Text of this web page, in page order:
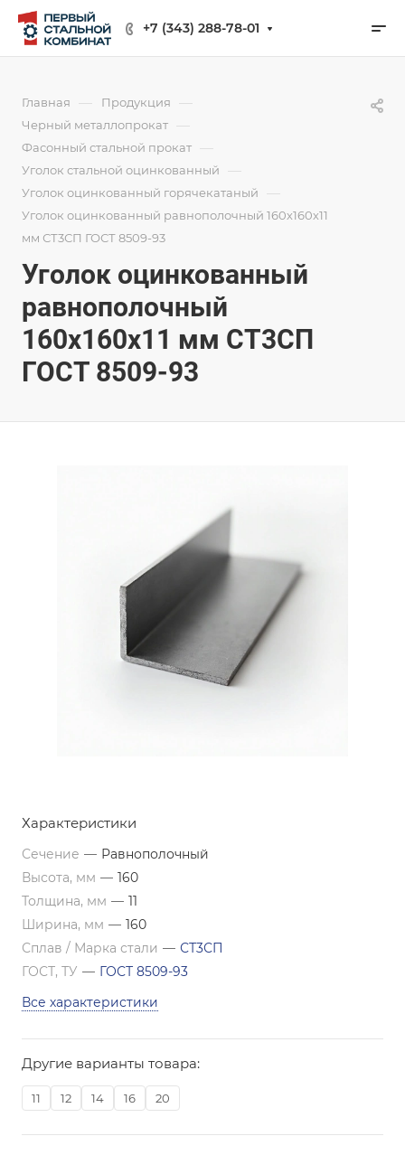
+7 (343) 288-78-01
Главная — Продукция —
Черный металлопрокат —
Фасонный стальной прокат —
Уголок стальной оцинкованный —
Уголок оцинкованный горячекатаный —
Уголок оцинкованный равнополочный 160х160х11
мм СТ3СП ГОСТ 8509-93
Уголок оцинкованный
равнополочный
160х160х11 мм СТ3СП
ГОСТ 8509-93
Характеристики
Сечение — Равнополочный
Высота, мм — 160
Толщина, мм — 11
Ширина, мм — 160
Сплав / Марка стали — СТ3СП
ГОСТ, ТУ — ГОСТ 8509-93
Все характеристики
Другие варианты товара:
11 12 14 16 20